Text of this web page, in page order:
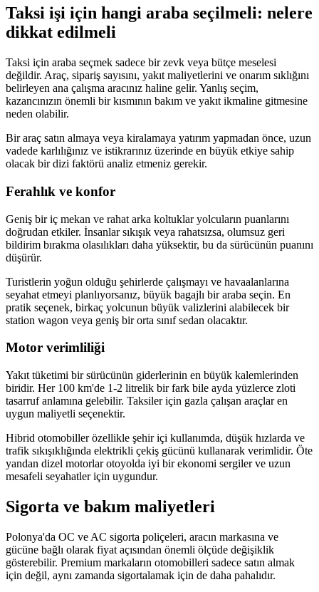
Taksi işi için hangi araba seçilmeli: nelere
dikkat edilmeli
Taksi için araba seçmek sadece bir zevk veya bütçe meselesi
değildir. Araç, sipariş sayısını, yakıt maliyetlerini ve onarım sıklığını
belirleyen ana çalışma aracınız haline gelir. Yanlış seçim,
kazancınızın önemli bir kısmının bakım ve yakıt ikmaline gitmesine
neden olabilir.
Bir araç satın almaya veya kiralamaya yatırım yapmadan önce, uzun
vadede karlılığınız ve istikrarınız üzerinde en büyük etkiye sahip
olacak bir dizi faktörü analiz etmeniz gerekir.
Ferahlık ve konfor
Geniş bir iç mekan ve rahat arka koltuklar yolcuların puanlarını
doğrudan etkiler. İnsanlar sıkışık veya rahatsızsa, olumsuz geri
bildirim bırakma olasılıkları daha yüksektir, bu da sürücünün puanını
düşürür.
Turistlerin yoğun olduğu şehirlerde çalışmayı ve havaalanlarına
seyahat etmeyi planlıyorsanız, büyük bagajlı bir araba seçin. En
pratik seçenek, birkaç yolcunun büyük valizlerini alabilecek bir
station wagon veya geniş bir orta sınıf sedan olacaktır.
Motor verimliliği
Yakıt tüketimi bir sürücünün giderlerinin en büyük kalemlerinden
biridir. Her 100 km'de 1-2 litrelik bir fark bile ayda yüzlerce zloti
tasarruf anlamına gelebilir. Taksiler için gazla çalışan araçlar en
uygun maliyetli seçenektir.
Hibrid otomobiller özellikle şehir içi kullanımda, düşük hızlarda ve
trafik sıkışıklığında elektrikli çekiş gücünü kullanarak verimlidir. Öte
yandan dizel motorlar otoyolda iyi bir ekonomi sergiler ve uzun
mesafeli seyahatler için uygundur.
Sigorta ve bakım maliyetleri
Polonya'da OC ve AC sigorta poliçeleri, aracın markasına ve
gücüne bağlı olarak fiyat açısından önemli ölçüde değişiklik
gösterebilir. Premium markaların otomobilleri sadece satın almak
için değil, aynı zamanda sigortalamak için de daha pahalıdır.